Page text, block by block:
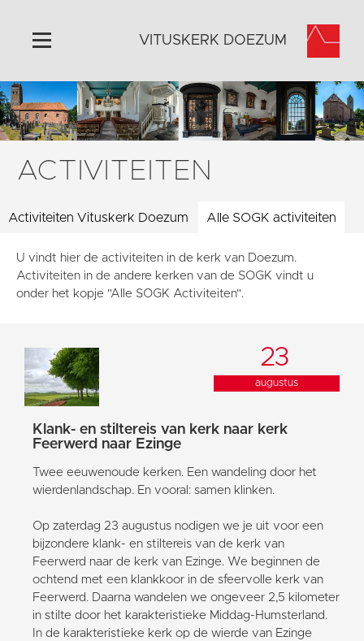
Home
Algemeen
Historie
Activiteiten
Contact
Vaktaal
VITUSKERK DOEZUM
ACTIVITEITEN
Activiteiten Vituskerk Doezum Alle SOGK activiteiten
U vindt hier de activiteiten in de kerk van Doezum.
Activiteiten in de andere kerken van de SOGK vindt u
onder het kopje "Alle SOGK Activiteiten".
23
augustus
Klank- en stiltereis van kerk naar kerk
Feerwerd naar Ezinge
Twee eeuwenoude kerken. Een wandeling door het
wierdenlandschap. En vooral: samen klinken.
Op zaterdag 23 augustus nodigen we je uit voor een
bijzondere klank- en stiltereis van de kerk van
Feerwerd naar de kerk van Ezinge. We beginnen de
ochtend met een klankkoor in de sfeervolle kerk van
Feerwerd. Daarna wandelen we ongeveer 2,5 kilometer
in stilte door het karakteristieke Middag-Humsterland.
In de karakteristieke kerk op de wierde van Ezinge